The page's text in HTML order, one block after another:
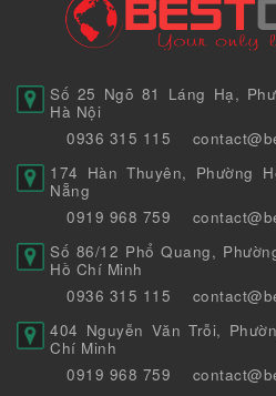
Số 25 Ngõ 81 Láng Hạ,
Hà Nội
0936 315 115
174 Hàn Thuyên, Phường
Nẵng
0919 968 759
Số 86/12 Phổ Quang,
Hồ Chí Minh
0936 315 115
404 Nguyễn Văn Trỗi,
Chí Minh
0919 968 759